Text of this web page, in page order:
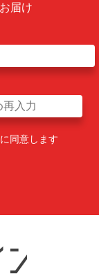
届け
同意します